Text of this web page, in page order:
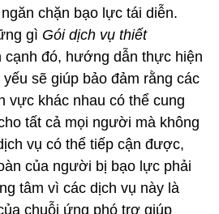
chặn bạo lực tái diễn.
gì Gói dịch vụ thiết
cạnh đó, hướng dẫn thực hiện
sẽ giúp bảo đảm rằng các
vực khác nhau có thể cung
tất cả mọi người mà không
vụ có thể tiếp cận được,
của người bị bạo lực phải
tâm vì các dịch vụ này là
chuỗi ứng phó trợ giúp